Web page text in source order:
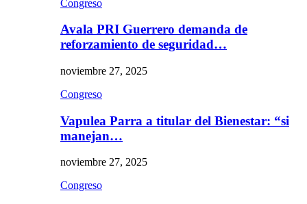
Congreso
Avala PRI Guerrero demanda de
reforzamiento de seguridad…
noviembre 27, 2025
Congreso
Vapulea Parra a titular del Bienestar: “si
manejan…
noviembre 27, 2025
Congreso